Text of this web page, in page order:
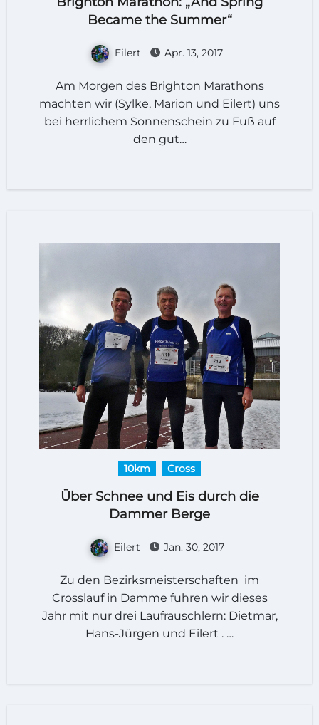
Became the Summer“
Eilert Apr. 13, 2017
Am Morgen des Brighton Marathons
machten wir (Sylke, Marion und Eilert) uns
bei herrlichem Sonnenschein zu Fuß auf
den gut…
10km Cross
Über Schnee und Eis durch die
Dammer Berge
Eilert Jan. 30, 2017
Zu den Bezirksmeisterschaften im
Crosslauf in Damme fuhren wir dieses
Jahr mit nur drei Laufrauschlern: Dietmar,
Hans-Jürgen und Eilert . …